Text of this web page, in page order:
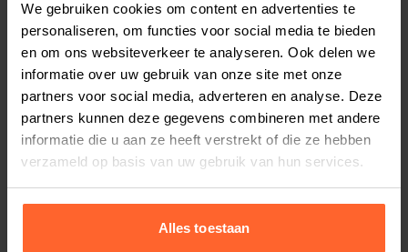
We gebruiken cookies om content en advertenties te
personaliseren, om functies voor social media te bieden
en om ons websiteverkeer te analyseren. Ook delen we
informatie over uw gebruik van onze site met onze
partners voor social media, adverteren en analyse. Deze
partners kunnen deze gegevens combineren met andere
informatie die u aan ze heeft verstrekt of die ze hebben
verzameld op basis van uw gebruik van hun services.
Alles toestaan
2) als medium hondenriem 1,30 meter;
3) als korte hondenriem 1,10 meter;
4) als schouderriem;
5) als dubbele hondenriem, dus 2 honden
tegelijk aanlijnen;
6) als tijdelijke hondenriem, dus om uw honden
tijdelijk aan te lijnen aan bijvoorbeeld een boom
of paaltje.
De Rogz hondenriem Nitelife is maximaal 2,00
Stel uw bestelherinnering in:(2 weken)
2 weken
4 weken
6 weken
Elke
8 weken
Elke
10 weken
Elke
12 weken